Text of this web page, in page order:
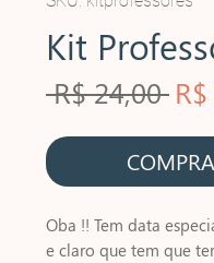
Kit
R$ 24,00
Oba !! Tem data
e claro que tem que